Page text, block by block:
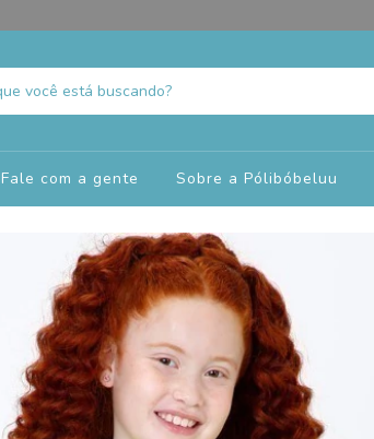
Fale com a gente Sobre a Pólibóbeluu